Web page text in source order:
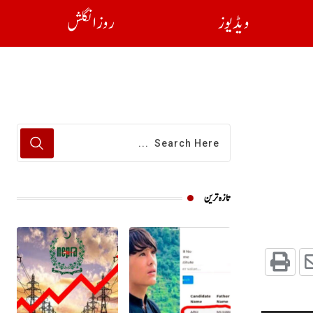
ویڈیوز روز انگلش
تازہ ترین